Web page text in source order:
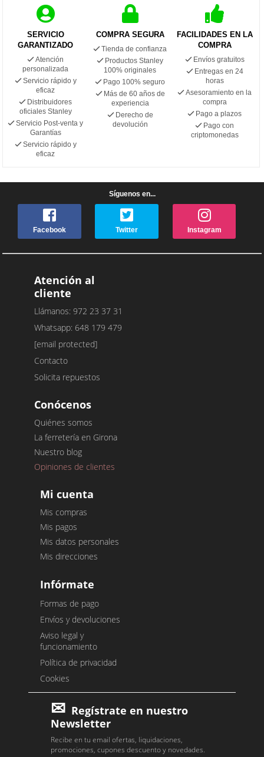
SERVICIO
GARANTIZADO
Atención
personalizada
Servicio rápido y
eficaz
Distribuidores
oficiales Stanley
Servicio Post-venta y
Garantías
Servicio rápido y
eficaz
COMPRA SEGURA
Tienda de confianza
Productos Stanley
100% originales
Pago 100% seguro
Más de 60 años de
experiencia
Derecho de
devolución
FACILIDADES EN LA
COMPRA
Envíos gratuitos
Entregas en 24
horas
Asesoramiento en la
compra
Pago a plazos
Pago con
criptomonedas
Síguenos en...
Facebook Twitter Instagram
Atención al
cliente
Llámanos: 972 23 37 31
Whatsapp: 648 179 479
[email protected]
Contacto
Solicita repuestos
Conócenos
Quiénes somos
La ferretería en Girona
Nuestro blog
Opiniones de clientes
Mi cuenta
Mis compras
Mis pagos
Mis datos personales
Mis direcciones
Infórmate
Formas de pago
Envíos y devoluciones
Aviso legal y
funcionamiento
Política de privacidad
Cookies
Regístrate en nuestro
Newsletter
Recibe en tu email ofertas, liquidaciones,
promociones, cupones descuento y novedades.